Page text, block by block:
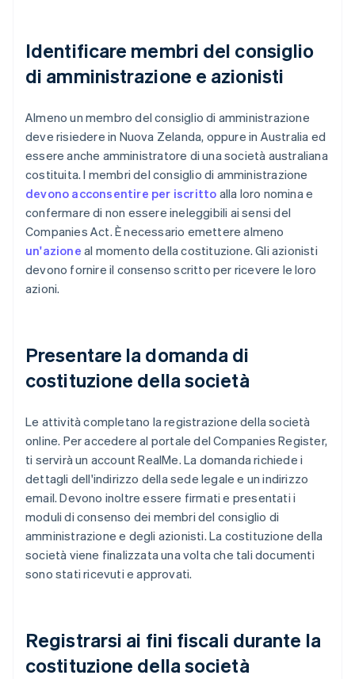
Identificare membri del consiglio
di amministrazione e azionisti
Almeno un membro del consiglio di amministrazione
deve risiedere in Nuova Zelanda, oppure in Australia ed
essere anche amministratore di una società australiana
costituita. I membri del consiglio di amministrazione
devono acconsentire per iscritto alla loro nomina e
confermare di non essere ineleggibili ai sensi del
Companies Act. È necessario emettere almeno
un'azione al momento della costituzione. Gli azionisti
devono fornire il consenso scritto per ricevere le loro
azioni.
Presentare la domanda di
costituzione della società
Le attività completano la registrazione della società
online. Per accedere al portale del Companies Register,
ti servirà un account RealMe. La domanda richiede i
dettagli dell'indirizzo della sede legale e un indirizzo
email. Devono inoltre essere firmati e presentati i
moduli di consenso dei membri del consiglio di
amministrazione e degli azionisti. La costituzione della
società viene finalizzata una volta che tali documenti
sono stati ricevuti e approvati.
Registrarsi ai fini fiscali durante la
costituzione della società